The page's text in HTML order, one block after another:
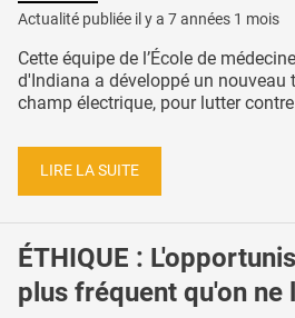
Actualité publiée il y a 7 années 1 mois
Cette équipe de l’École de
d'Indiana a développé un nouveau
champ électrique, pour lutter
LIRE LA SUITE
ÉTHIQUE :
plus fréquent qu'on ne